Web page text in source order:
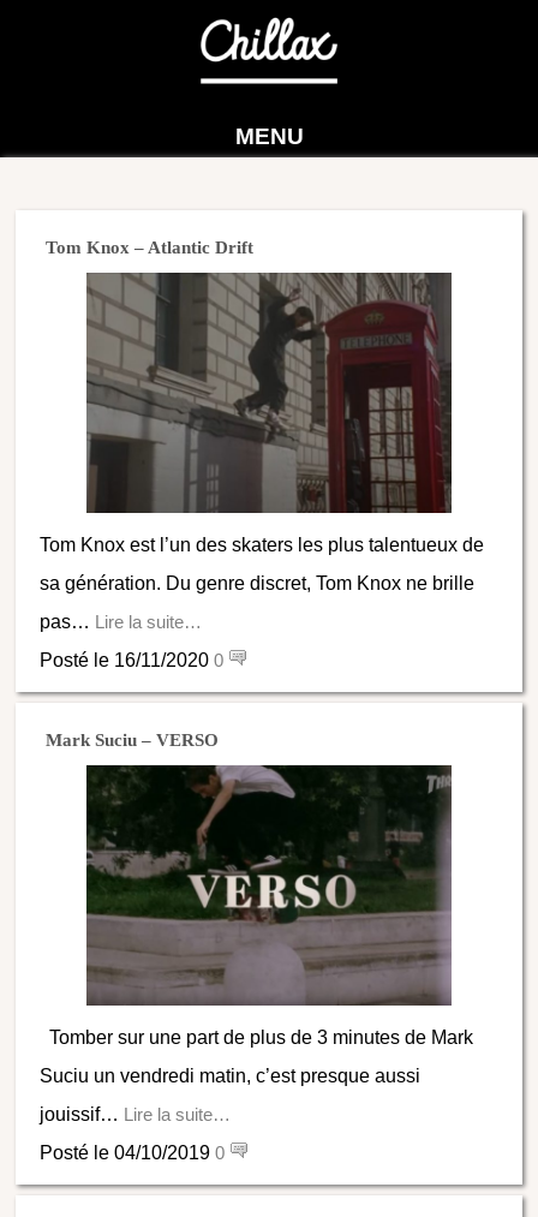
MENU
Tom Knox – Atlantic Drift
Tom Knox est l’un des skaters les plus talentueux de
sa génération. Du genre discret, Tom Knox ne brille
pas… Lire la suite…
Posté le 16/11/2020 0
Mark Suciu – VERSO
Tomber sur une part de plus de 3 minutes de Mark
Suciu un vendredi matin, c’est presque aussi
jouissif… Lire la suite…
Posté le 04/10/2019 0